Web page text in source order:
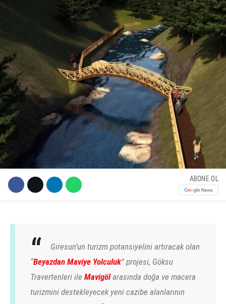
WhatsApp İhbar Hattı
Facebook
Instagram
Youtube
ABONE OL
Giresun’un turizm potansiyelini artıracak olan
“Beyazdan Maviye Yolculuk” projesi, Göksu
Travertenleri ile Mavigölarasında doğa ve macera
turizmini destekleyecek yeni cazibe alanlarının